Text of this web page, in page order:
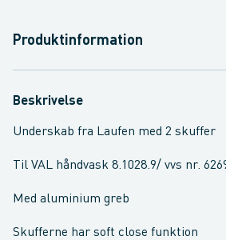
Produktinformation
Beskrivelse
Underskab fra Laufen med 2 skuffer
Til VAL håndvask 8.1028.9/ vvs nr.
Med aluminium greb
Skufferne har soft close funktion